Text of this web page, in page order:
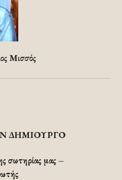
Μισσός
ΔΗΜΙΟΥΡΓΟ
σωτηρίας μας –